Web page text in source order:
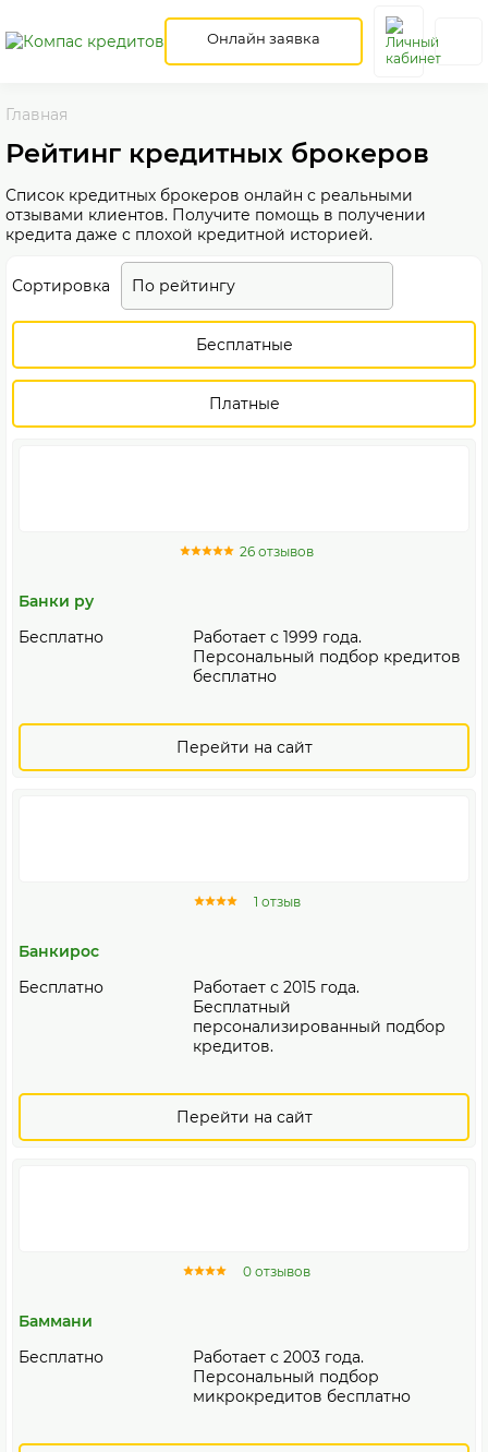
Онлайн заявка
Главная
Рейтинг кредитных брокеров
Список кредитных брокеров онлайн с реальными
отзывами клиентов. Получите помощь в получении
кредита даже с плохой кредитной историей.
Сортировка По рейтингу
Бесплатные
Платные
26 отзывов
Банки ру
Бесплатно
Работает с 1999 года.
Персональный подбор кредитов
бесплатно
Перейти на сайт
1 отзыв
Банкирос
Бесплатно
Работает с 2015 года.
Бесплатный
персонализированный подбор
кредитов.
Перейти на сайт
0 отзывов
Баммани
Бесплатно
Работает с 2003 года.
Персональный подбор
микрокредитов бесплатно